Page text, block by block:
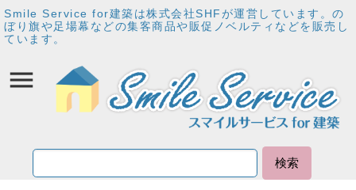
Smile Service for建築は株式会社SHFが運営しています。の
ぼり旗や足場幕などの集客商品や販促ノベルティなどを販売し
ています。
検索